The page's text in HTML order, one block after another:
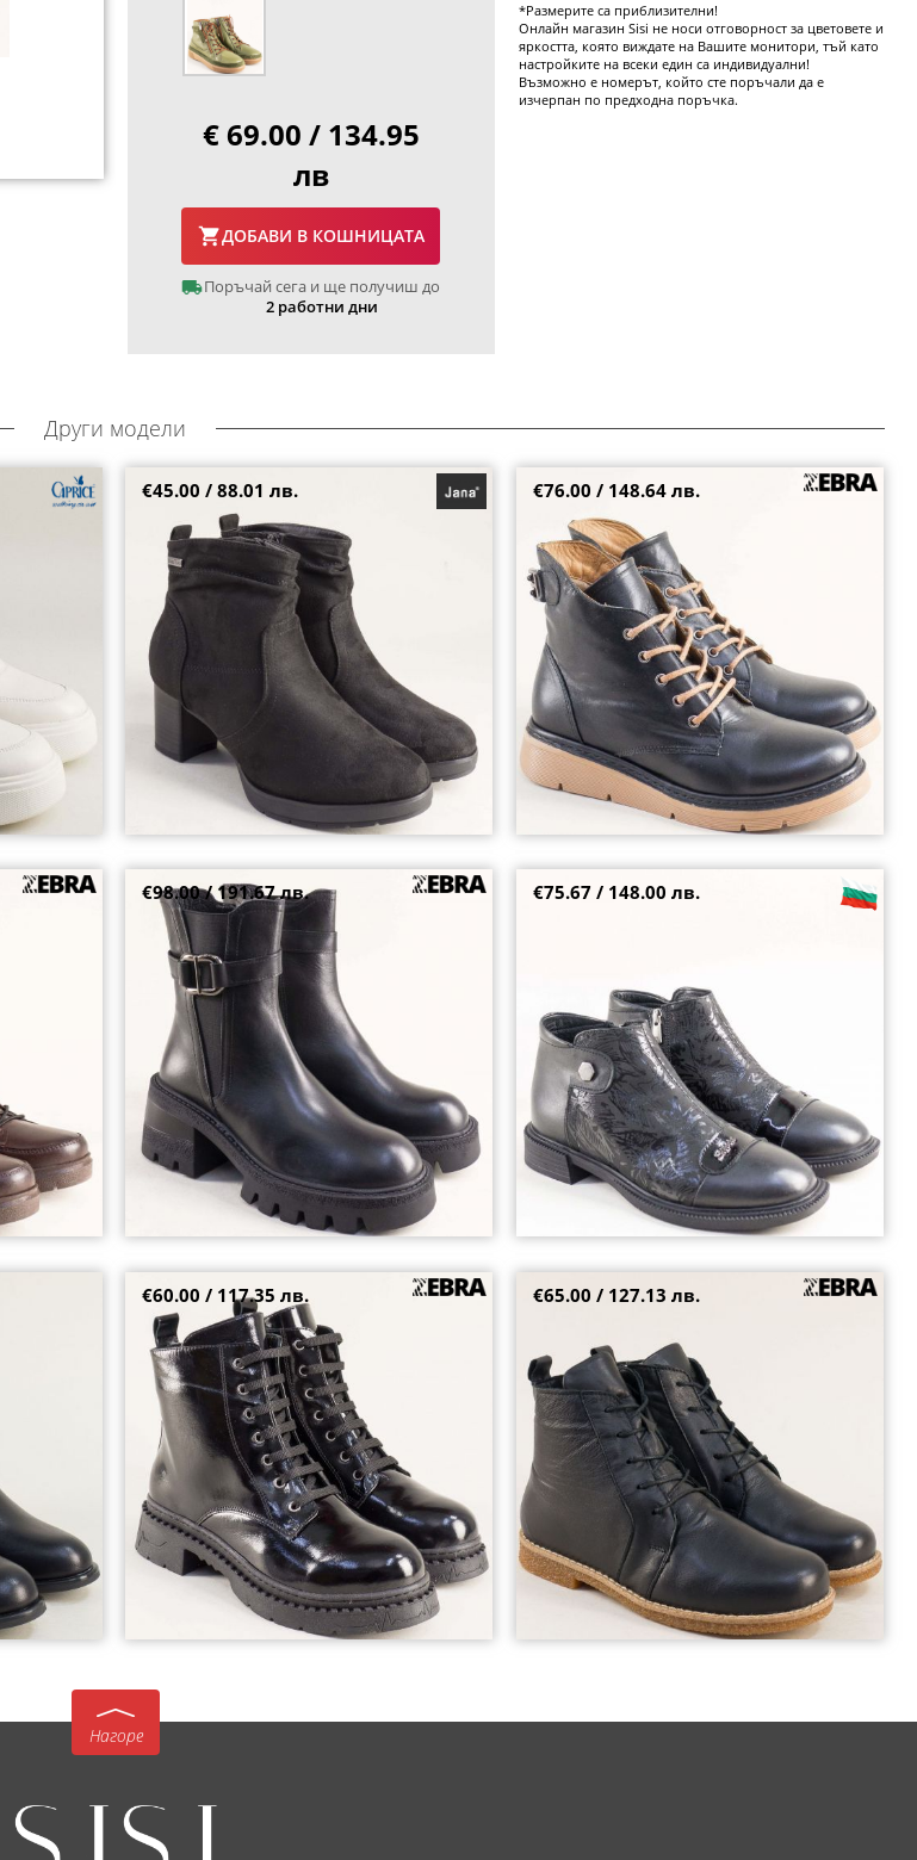
€ 69.00 / 134.95
лв
ДОБАВИ В КОШНИЦАТА
Поръчай сега и ще получиш до
2 работни дни
*Размерите са приблизителни!
Онлайн магазин Sisi не носи отговорност за цветовете и
яркостта, която виждате на Вашите монитори, тъй като
настройките на всеки един са индивидуални!
Възможно е номерът, който сте поръчали да е
изчерпан по предходна поръчка.
Други модели
кожа
Стилни дамски боти JANA на среден ток и
платформа в черен цвят 8-26378-001
€45.00 / 88.01 лв.
Черни кожени дамски боти с кафяви връзки и
каучуково ходило 613chk
36 37
€76.00 / 148.64 лв.
от
Черни дамски боти от кожа с дебела
грайферна подметка и модерна визия 10640ch
€98.00 / 191.67 лв.
Естествена кожа дамски боти с модерен
€75.67 / 148.00 лв.
ток с
Естествен лак дамски боти в черен цвят на
комфортно ходило m1719lch
38
€60.00 / 117.35 лв.
Дамски кларкове естествена кожа в черен
38 39
€65.00 / 127.13 лв.
Нагоре